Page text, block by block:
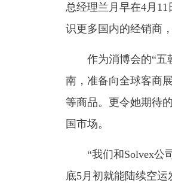
总经理兰月早在4月
识更多国内的经销商
作为消博会的“五
南，准备向全球客商
等商品。更令她期待
国市场。
“我们和Solvex公
底5月初就能陆续空